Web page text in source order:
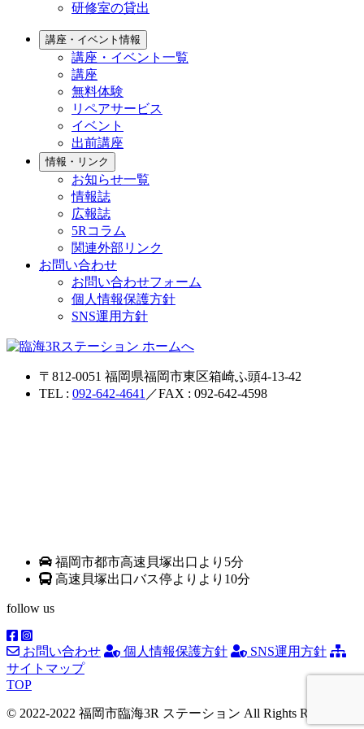
研修室の貸出
講座・イベント情報
講座・イベント一覧
講座
無料体験
リペアサービス
イベント
出前講座
情報・リンク
お知らせ一覧
情報誌
広報誌
5Rコラム
関連外部リンク
お問い合わせ
お問い合わせフォーム
個人情報保護方針
SNS運用方針
〒812-0051 福岡県福岡市東区箱崎ふ頭4-13-42
TEL : 092-642-4641 ／FAX : 092-642-4598
福岡市都市高速貝塚出口より5分
高速貝塚出口バス停よりより10分
follow us
お問い合わせ 個人情報保護方針
SNS運用方針
サイトマップ
TOP
© 2022-2022 福岡市臨海3R ステーション All Rights Reserved.